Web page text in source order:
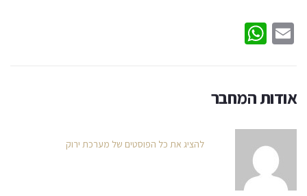
Email
אודות המחבר
להציג את כל הפוסטים של מערכת ירוק